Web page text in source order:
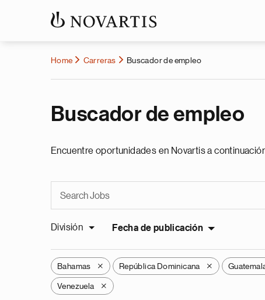
Home Carreras Buscador de empleo
Buscador de empleo
Encuentre oportunidades en Novartis a
División Fecha de publicación
Bahamas X República Dominicana X
Venezuela X